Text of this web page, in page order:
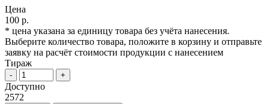
Цена
100 р.
* цена указана за единицу товара без учёта нанесения.
Выберите количество товара, положите в корзину и отправьте
заявку на расчёт стоимости продукции с нанесением
Тираж
- +
Доступно
2572